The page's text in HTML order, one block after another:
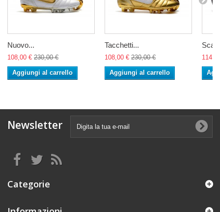
Nuovo...
108,00 € 230,00 €
Aggiungi al carrello
Tacchetti...
108,00 € 230,00 €
Aggiungi al carrello
Newsletter
Categorie